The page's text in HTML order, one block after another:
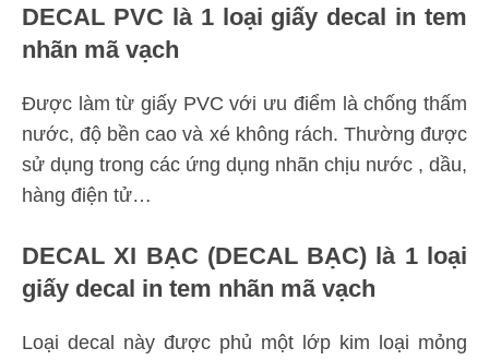
DECAL PVC là 1 loại giấy decal in tem
nhãn mã vạch
Được làm từ giấy PVC với ưu điểm là chống thấm
nước, độ bền cao và xé không rách. Thường được
sử dụng trong các ứng dụng nhãn chịu nước , dầu,
hàng điện tử…
DECAL XI BẠC (DECAL BẠC) là 1 loại
giấy decal in tem nhãn mã vạch
Loại decal này được phủ một lớp kim loại mỏng